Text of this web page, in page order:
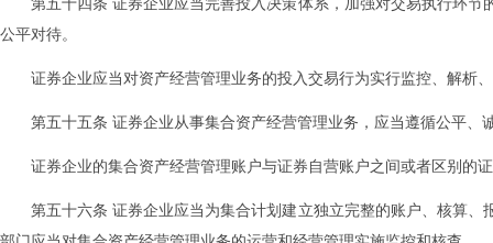
第五十四条 证券企业应当完善投入决策体系，加强对交易执行环
公平对待。
证券企业应当对资产经营管理业务的投入交易行为实行监控、解析
第五十五条 证券企业从事集合资产经营管理业务，应当遵循公平、
证券企业的集合资产经营管理账户与证券自营账户之间或者区别的
第五十六条 证券企业应当为集合计划建立独立完整的账户、核算